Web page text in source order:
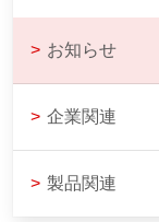
> お知らせ
> 企業関連
> 製品関連